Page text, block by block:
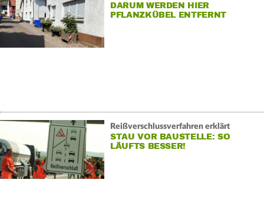
DARUM WERDEN HIER
PFLANZKÜBEL ENTFERNT
Reißverschlussverfahren erklärt
STAU VOR BAUSTELLE: SO
LÄUFTS BESSER!